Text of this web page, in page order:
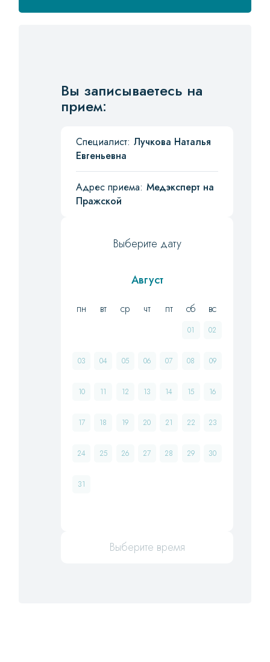
Вы записываетесь на
прием:
Специалист: Лучкова Наталья
Евгеньевна
Адрес приема: Медэксперт на
Пражской
Выберите дату
Август
пн вт ср чт пт сб вс
01 02
03 04 05 06 07 08 09
10 11 12 13 14 15 16
17 18 19 20 21 22 23
24 25 26 27 28 29 30
31
Выберите время